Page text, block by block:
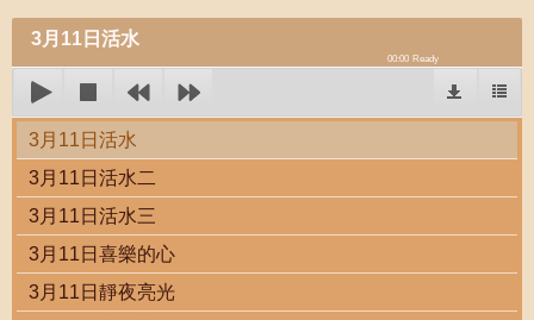
3月11日活水
00:00 Ready
3月11日活水
3月11日活水二
3月11日活水三
3月11日喜樂的心
3月11日靜夜亮光